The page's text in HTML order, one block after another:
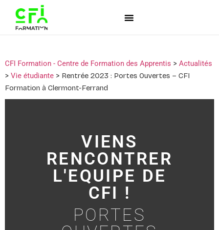
CFI Formation - Centre de Formation des Apprentis > Actualités
> Vie étudiante > Rentrée 2023 : Portes Ouvertes – CFI
Formation à Clermont-Ferrand
VIENS
RENCONTRER
L'EQUIPE DE
CFI !
PORTES